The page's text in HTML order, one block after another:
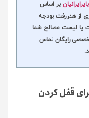
بایرایرانیان بر اساس
از هدررفت بودجه
یا لیست مصالح شما
رایگان تماس
برای قفل کردن